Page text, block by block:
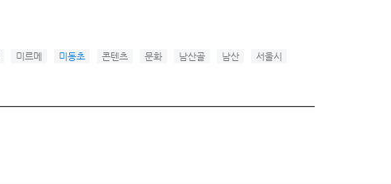
미르메 미동초 콘텐츠 문화 남산골 남산
서울시